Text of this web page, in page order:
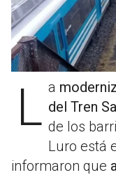
La
del Tren
de los
Luro está
informaron que